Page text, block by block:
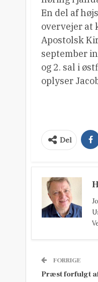
En del af
overvejer at
Apostolsk
september
og 2. sal i
oplyser
Del
FORRIGE
Præst forfulgt